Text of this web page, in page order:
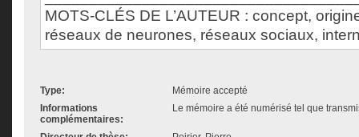
MOTS-CLÉS DE L’AUTEUR : concept,
réseaux de neurones, réseaux sociaux,
Type:
Mémoire accepté
Informations
complémentaires:
Le mémoire a été numérisé tel que